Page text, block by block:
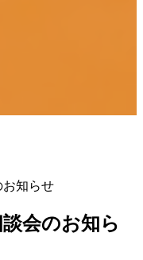
お知らせ
会のお知ら